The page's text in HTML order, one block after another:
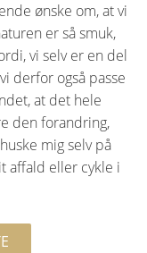
ønske om, at vi
er så smuk,
vi selv er en del
derfor også passe
at det hele
den forandring,
mig selv på
affald eller cykle i